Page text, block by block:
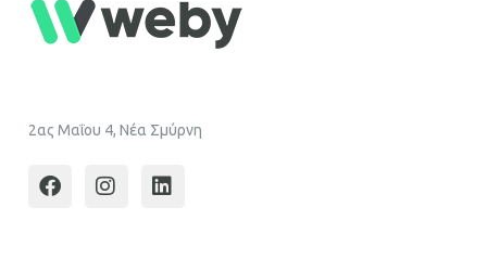
2ας Μαΐου 4, Νέα Σμύρνη